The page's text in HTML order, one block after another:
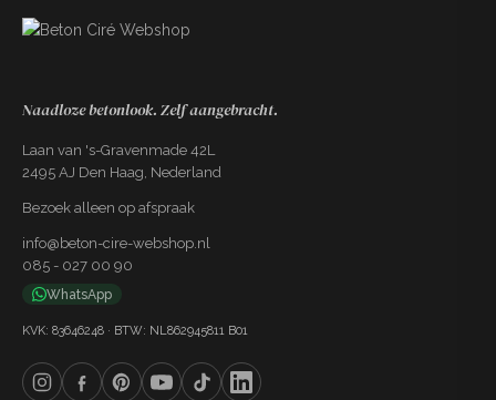
Naadloze betonlook. Zelf aangebracht.
Laan van 's-Gravenmade 42L
2495 AJ Den Haag, Nederland
Bezoek alleen op afspraak
info@beton-cire-webshop.nl
085 - 027 00 90
WhatsApp
KVK: 83646248 · BTW: NL862945811 B01